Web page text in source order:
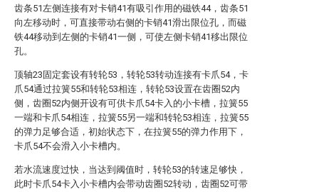
齿条51左侧连接有对卡销41有吸引作用的磁铁44，齿条51
向左移动时，可直接带动右侧的卡销41滑出限位孔，而磁
铁44移动到左侧的卡销41一侧，可使左侧卡销41移出限位
孔。
顶轴23固定套设有转轮53，转轮53转动连接有卡爪54，卡
爪54通过拉簧55和转轮53相连，转轮53设置在齿圈52内
侧，齿圈52内侧开设有可供卡爪54卡入的小卡槽，拉簧55
一端和卡爪54相连，拉簧55另一端和转轮53相连，拉簧55
的弹力足够合适，初始状态下，在拉簧55的弹力作用下，
卡爪54不会滑入小卡槽内。
若水流速度过快，当达到阈值时，转轮53的转速足够快，
此时卡爪54卡入小卡槽内会带动齿圈52转动，齿圈52可带